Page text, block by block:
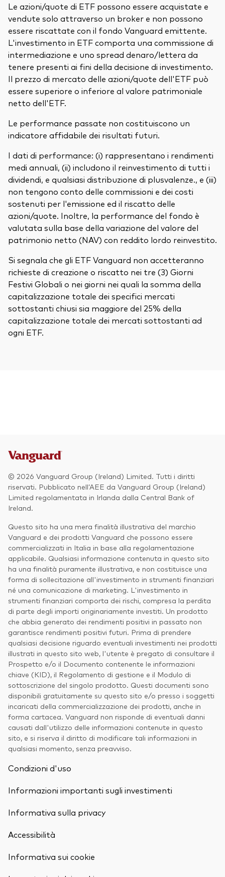
Le azioni/quote di ETF possono essere acquistate e
vendute solo attraverso un broker e non possono
essere riscattate con il fondo Vanguard emittente.
L'investimento in ETF comporta una commissione di
intermediazione e uno spread denaro/lettera da
tenere presenti ai fini della decisione di investimento.
Il prezzo di mercato delle azioni/quote dell'ETF può
essere superiore o inferiore al valore patrimoniale
netto dell'ETF.
Le performance passate non costituiscono un
indicatore affidabile dei risultati futuri.
I dati di performance: (i) rappresentano i rendimenti
medi annuali, (ii) includono il reinvestimento di tutti i
dividendi, e qualsiasi distribuzione di plusvalenze., e (iii)
non tengono conto delle commissioni e dei costi
sostenuti per l'emissione ed il riscatto delle
azioni/quote. Inoltre, la performance del fondo è
valutata sulla base della variazione del valore del
patrimonio netto (NAV) con reddito lordo reinvestito.
Si segnala che gli ETF Vanguard non accetteranno
richieste di creazione o riscatto nei tre (3) Giorni
Festivi Globali o nei giorni nei quali la somma della
capitalizzazione totale dei specifici mercati
sottostanti chiusi sia maggiore del 25% della
capitalizzazione totale dei mercati sottostanti ad
ogni ETF.
© 2026 Vanguard Group (Ireland) Limited. Tutti i diritti
riservati. Pubblicato nell’AEE da Vanguard Group (Ireland)
Limited regolamentata in Irlanda dalla Central Bank of
Ireland.
Questo sito ha una mera finalità illustrativa del marchio
Vanguard e dei prodotti Vanguard che possono essere
commercializzati in Italia in base alla regolamentazione
applicabile. Qualsiasi informazione contenuta in questo sito
ha una finalità puramente illustrativa, e non costituisce una
forma di sollecitazione all'investimento in strumenti finanziari
né una comunicazione di marketing. L'investimento in
strumenti finanziari comporta dei rischi, compresa la perdita
di parte degli importi originariamente investiti. Un prodotto
che abbia generato dei rendimenti positivi in passato non
garantisce rendimenti positivi futuri. Prima di prendere
qualsiasi decisione riguardo eventuali investimenti nei prodotti
illustrati in questo sito web, l'utente è pregato di consultare il
Prospetto e/o il Documento contenente le informazioni
chiave (KID), il Regolamento di gestione e il Modulo di
sottoscrizione del singolo prodotto. Questi documenti sono
disponibili gratuitamente su questo sito e/o presso i soggetti
incaricati della commercializzazione dei prodotti, anche in
forma cartacea. Vanguard non risponde di eventuali danni
causati dall'utilizzo delle informazioni contenute in questo
sito, e si riserva il diritto di modificare tali informazioni in
qualsiasi momento, senza preavviso.
Condizioni d'uso
Informazioni importanti sugli investimenti
Informativa sulla privacy
Accessibilità
Informativa sui cookie